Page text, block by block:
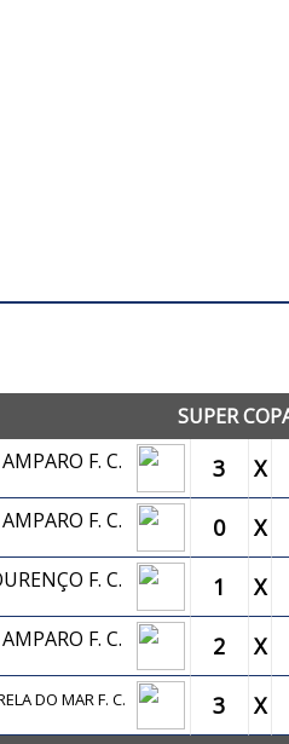
SUPER
AMPARO F. C. 3 X
AMPARO F. C. 0 X
F. C. 1 X
AMPARO F. C. 2 X
DO MAR F. C. 3 X